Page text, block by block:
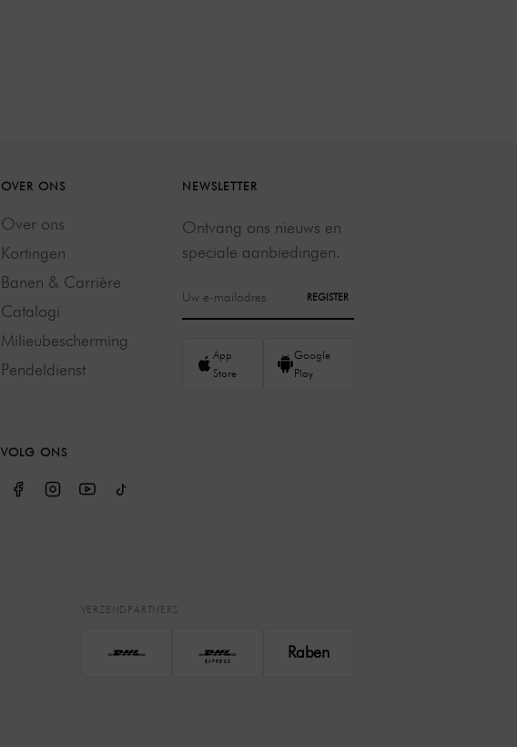
OVER ONS
Over ons
Kortingen
Banen & Carrière
Catalogi
Milieubescherming
Pendeldienst
VOLG ONS
NEWSLETTER
Ontvang ons nieuws en
speciale aanbiedingen.
REGISTER
App
Store
Google
Play
VERZENDPARTNERS
EXPRESS
Raben